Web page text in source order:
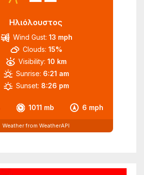
Ηλιόλουστος
1011 mb 6 mph
Wind Gust: 13 mph
Clouds: 15%
Visibility: 10 km
Sunrise: 6:21 am
Sunset: 8:26 pm
Weather from WeatherAPI